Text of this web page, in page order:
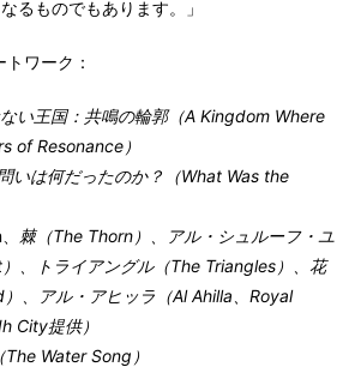
るものでもあります。」
トワーク：
い王国：共鳴の輪郭（A Kingdom Where
of Resonance ）
いは何だったのか？（What Was the
棘（The Thorn ）、アル・シュルーフ・ユ
）、トライアングル（The Triangles ）、花
）、アル・アヒッラ（Al Ahilla 、Royal
City提供）
The Water Song ）